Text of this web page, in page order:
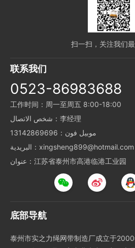
扫一扫，关注我们
联系我们
0523-86983688
工作时间：周一至周五 8:00-18:00
شخص الاتصال：李经理
موبيل فون：13142869696
البريدية：xingsheng899@hotmail.com
عنوان：江苏省泰州市高港临港工业园
底部导航
泰州市实之力绳网带制造厂成立于